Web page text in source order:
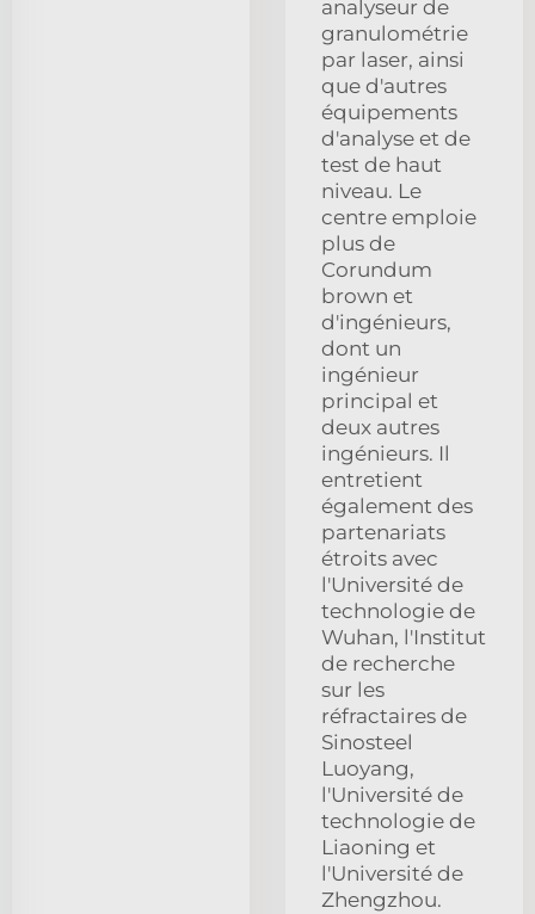
analyseur de
granulométrie
par laser, ainsi
que d'autres
équipements
d'analyse et de
test de haut
niveau. Le
centre emploie
plus de
Corundum
brown et
d'ingénieurs,
dont un
ingénieur
principal et
deux autres
ingénieurs. Il
entretient
également des
partenariats
étroits avec
l'Université de
technologie de
Wuhan, l'Institut
de recherche
sur les
réfractaires de
Sinosteel
Luoyang,
l'Université de
technologie de
Liaoning et
l'Université de
Zhengzhou.